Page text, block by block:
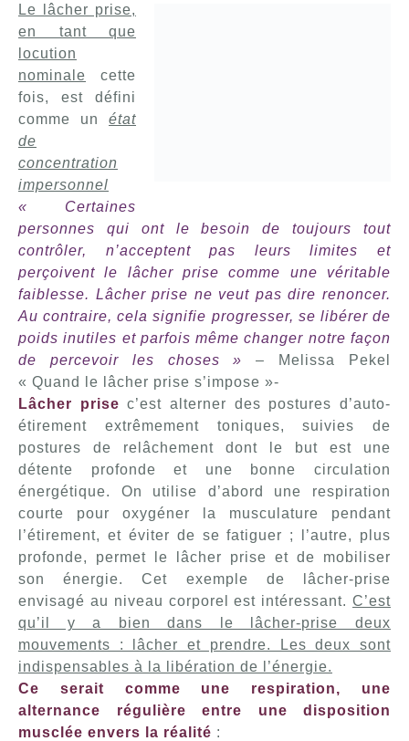
Le lâcher prise,
en tant que
locution
nominale cette
fois, est défini
comme un état
de
concentration
impersonnel
« Certaines
personnes qui ont le besoin de toujours tout
contrôler, n’acceptent pas leurs limites et
perçoivent le lâcher prise comme une véritable
faiblesse. Lâcher prise ne veut pas dire renoncer.
Au contraire, cela signifie progresser, se libérer de
poids inutiles et parfois même changer notre façon
de percevoir les choses » – Melissa Pekel
« Quand le lâcher prise s’impose »-
Lâcher prise c’est alterner des postures d’auto-
étirement extrêmement toniques, suivies de
postures de relâchement dont le but est une
détente profonde et une bonne circulation
énergétique. On utilise d’abord une respiration
courte pour oxygéner la musculature pendant
l’étirement, et éviter de se fatiguer ; l’autre, plus
profonde, permet le lâcher prise et de mobiliser
son énergie. Cet exemple de lâcher-prise
envisagé au niveau corporel est intéressant. C’est
qu’il y a bien dans le lâcher-prise deux
mouvements : lâcher et prendre. Les deux sont
indispensables à la libération de l’énergie.
Ce serait comme une respiration, une
alternance régulière entre une disposition
musclée envers la réalité :